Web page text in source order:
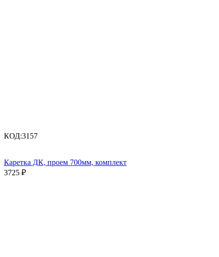
КОД:3157
Каретка ДК, проем 700мм, комплект
3725 ₽